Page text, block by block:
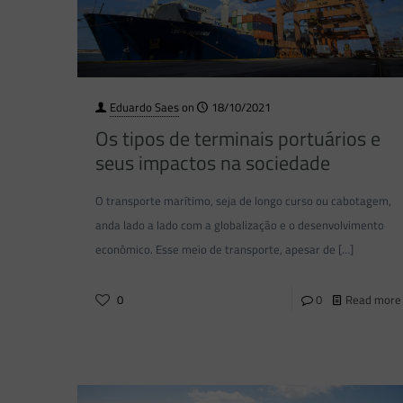
Eduardo Saeson 18/10/2021
Os tipos de terminais portuários e
seus impactos na sociedade
O transporte marítimo, seja de longo curso ou cabotagem,
anda lado a lado com a globalização e o desenvolvimento
econômico. Esse meio de transporte, apesar de […]
0 0 Read more